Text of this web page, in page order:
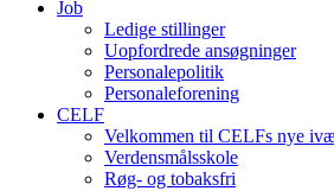
Job
Ledige stillinger
Uopfordrede ansøgninger
Personalepolitik
Personaleforening
CELF
Velkommen til CELFs nye
Verdensmålsskole
Røg- og tobaksfri